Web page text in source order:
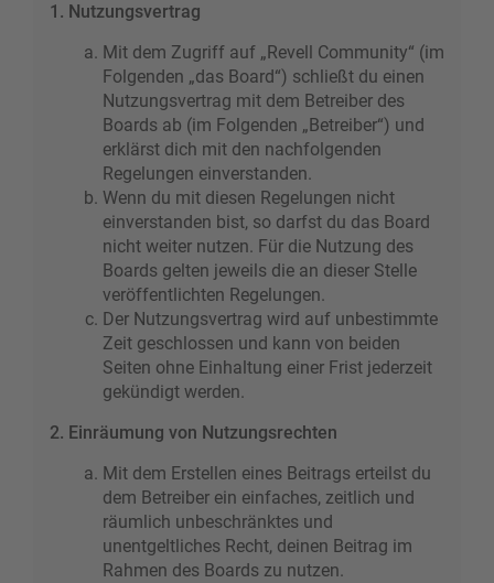
1. Nutzungsvertrag
Mit dem Zugriff auf „Revell Community“ (im
Folgenden „das Board“) schließt du einen
Nutzungsvertrag mit dem Betreiber des
Boards ab (im Folgenden „Betreiber“) und
erklärst dich mit den nachfolgenden
Regelungen einverstanden.
Wenn du mit diesen Regelungen nicht
einverstanden bist, so darfst du das Board
nicht weiter nutzen. Für die Nutzung des
Boards gelten jeweils die an dieser Stelle
veröffentlichten Regelungen.
Der Nutzungsvertrag wird auf unbestimmte
Zeit geschlossen und kann von beiden
Seiten ohne Einhaltung einer Frist jederzeit
gekündigt werden.
2. Einräumung von Nutzungsrechten
Mit dem Erstellen eines Beitrags erteilst du
dem Betreiber ein einfaches, zeitlich und
räumlich unbeschränktes und
unentgeltliches Recht, deinen Beitrag im
Rahmen des Boards zu nutzen.